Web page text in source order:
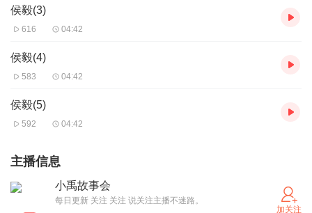
侯毅(3)
616 04:42
侯毅(4)
583 04:42
侯毅(5)
592 04:42
主播信息
小禹故事会
每日更新 关注 关注 说关注主播不迷路。
加关注